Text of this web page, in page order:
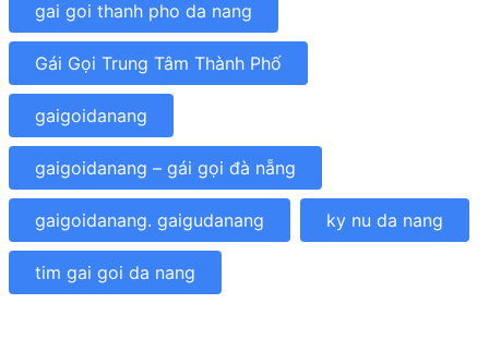
gai goi thanh pho da nang
Gái Gọi Trung Tâm Thành Phố
gaigoidanang
gaigoidanang – gái gọi đà nẵng
gaigoidanang. gaigudanang ky nu da nang
tim gai goi da nang